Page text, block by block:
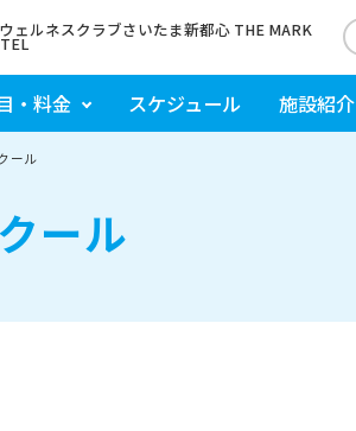
ェルネスクラブさいたま新都心 THE MARK
・料金 スケジュール 施設紹介
ール
ール